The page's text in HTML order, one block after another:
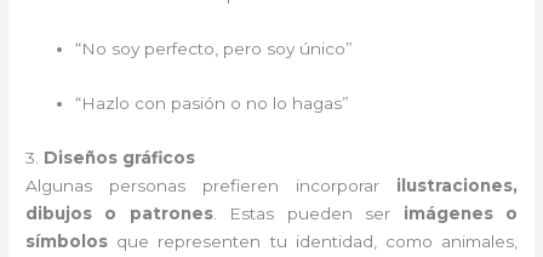
“No soy perfecto, pero soy único”
“Hazlo con pasión o no lo hagas”
3. Diseños gráficos
Algunas personas prefieren incorporar ilustraciones,
dibujos o patrones. Estas pueden ser imágenes o
símbolos que representen tu identidad, como animales,